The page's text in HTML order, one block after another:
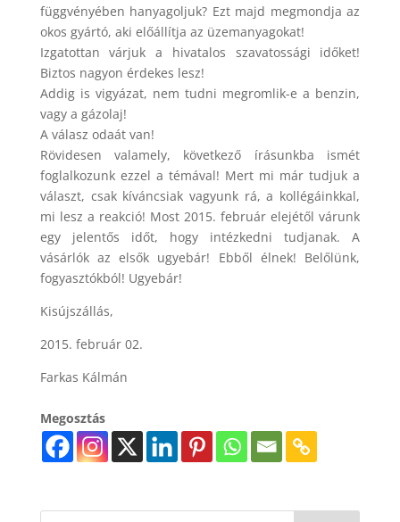
függvényében hanyagoljuk? Ezt majd megmondja az
okos gyártó, aki előállítja az üzemanyagokat!
Izgatottan várjuk a hivatalos szavatossági időket!
Biztos nagyon érdekes lesz!
Addig is vigyázat, nem tudni megromlik-e a benzin,
vagy a gázolaj!
A válasz odaát van!
Rövidesen valamely, következő írásunkba ismét
foglalkozunk ezzel a témával! Mert mi már tudjuk a
választ, csak kíváncsiak vagyunk rá, a kollégáinkkal,
mi lesz a reakció! Most 2015. február elejétől várunk
egy jelentős időt, hogy intézkedni tudjanak. A
vásárlók az elsők ugyebár! Ebből élnek! Belőlünk,
fogyasztókból! Ugyebár!
Kisújszállás,
2015. február 02.
Farkas Kálmán
Megosztás